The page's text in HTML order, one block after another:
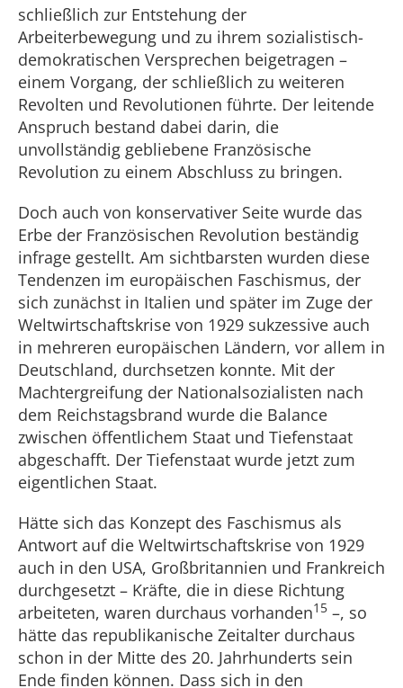
schließlich zur Entstehung der
Arbeiterbewegung und zu ihrem sozialistisch-
demokratischen Versprechen beigetragen –
einem Vorgang, der schließlich zu weiteren
Revolten und Revolutionen führte. Der leitende
Anspruch bestand dabei darin, die
unvollständig gebliebene Französische
Revolution zu einem Abschluss zu bringen.
Doch auch von konservativer Seite wurde das
Erbe der Französischen Revolution beständig
infrage gestellt. Am sichtbarsten wurden diese
Tendenzen im europäischen Faschismus, der
sich zunächst in Italien und später im Zuge der
Weltwirtschaftskrise von 1929 sukzessive auch
in mehreren europäischen Ländern, vor allem in
Deutschland, durchsetzen konnte. Mit der
Machtergreifung der Nationalsozialisten nach
dem Reichstagsbrand wurde die Balance
zwischen öffentlichem Staat und Tiefenstaat
abgeschafft. Der Tiefenstaat wurde jetzt zum
eigentlichen Staat.
Hätte sich das Konzept des Faschismus als
Antwort auf die Weltwirtschaftskrise von 1929
auch in den USA, Großbritannien und Frankreich
durchgesetzt – Kräfte, die in diese Richtung
arbeiteten, waren durchaus vorhanden15 –, so
hätte das republikanische Zeitalter durchaus
schon in der Mitte des 20. Jahrhunderts sein
Ende finden können. Dass sich in den